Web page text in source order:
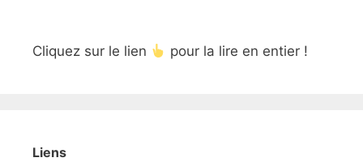
Cliquez sur le lien pour la lire en entier !
Liens